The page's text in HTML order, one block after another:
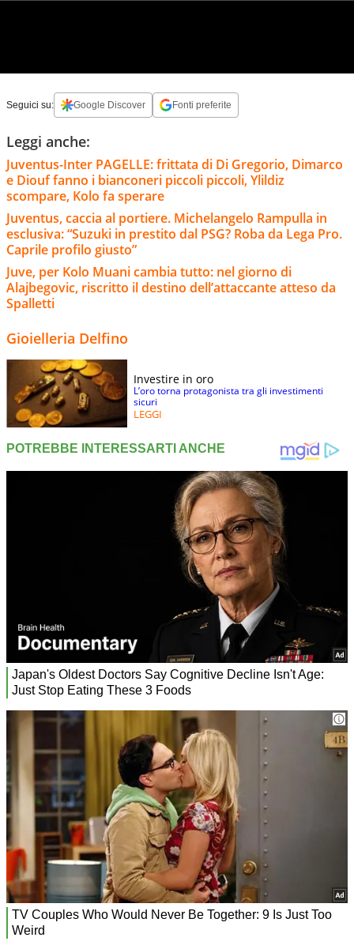
Seguici su: Google Discover Fonti preferite
Leggi anche:
Juventus-Inter PAGELLE: frittata di Di Gregorio, Dimarco
e Diouf fanno i bianconeri piccoli piccoli, Ylildiz
scompare, Kolo fa sperare
Juventus, caccia al portiere. Michelangelo Rampulla in
esclusiva: “Suzuki in prestito dal PSG? Roba da Lega Pro.
Caprile profilo giusto”
Juve, per Kolo Muani cambia tutto: nel giorno di
Alajbegovic, riscritto il destino dell’attaccante atteso da
Spalletti
Gioielleria Delfino
Investire in oro
L’oro torna protagonista tra gli investimenti
sicuri
LEGGI